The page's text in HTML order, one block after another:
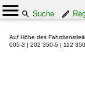
Suche
Auf Höhe des
005-3 | 202 350-5 | 112